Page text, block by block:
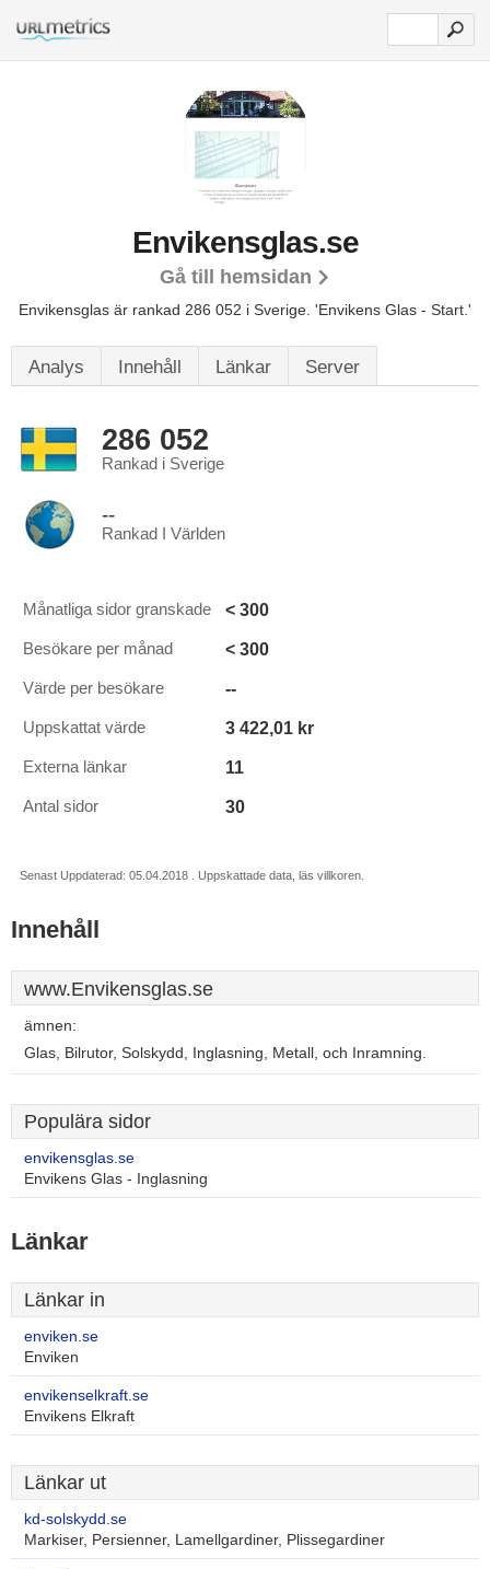
Envikensglas.se
Gå till hemsidan
Envikensglas är rankad 286 052 i Sverige. 'Envikens Glas - Start.'
Analys Innehåll Länkar Server
286 052
Rankad i Sverige
--
Rankad I Världen
Månatliga sidor granskade < 300
Besökare per månad < 300
Värde per besökare --
Uppskattat värde 3 422,01 kr
Externa länkar 11
Antal sidor 30
Senast Uppdaterad: 05.04.2018 . Uppskattade data, läs villkoren.
Innehåll
www.Envikensglas.se
ämnen:
Glas, Bilrutor, Solskydd, Inglasning, Metall, och Inramning.
Populära sidor
envikensglas.se
Envikens Glas - Inglasning
Länkar
Länkar in
enviken.se
Enviken
envikenselkraft.se
Envikens Elkraft
Länkar ut
kd-solskydd.se
Markiser, Persienner, Lamellgardiner, Plissegardiner